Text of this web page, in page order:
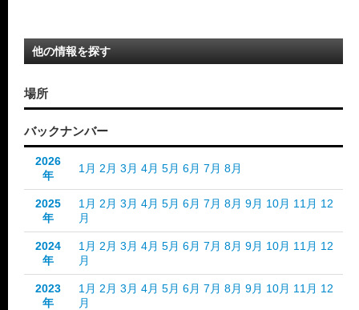
他の情報を探す
場所
バックナンバー
2026
年
1月 2月 3月 4月 5月 6月 7月 8月
2025
年
1月 2月 3月 4月 5月 6月 7月 8月 9月 10月 11月 12
月
2024
年
1月 2月 3月 4月 5月 6月 7月 8月 9月 10月 11月 12
月
2023
年
1月 2月 3月 4月 5月 6月 7月 8月 9月 10月 11月 12
月